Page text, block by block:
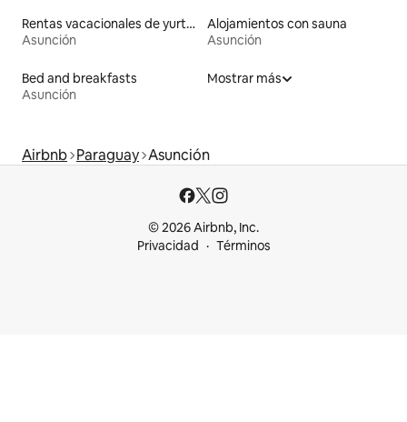
Rentas vacacionales de yurtas con jacuzzi
Asunción
Alojamientos con sauna
Asunción
Bed and breakfasts
Asunción
Mostrar más
Airbnb Paraguay Asunción
© 2026 Airbnb, Inc.
Privacidad
Términos